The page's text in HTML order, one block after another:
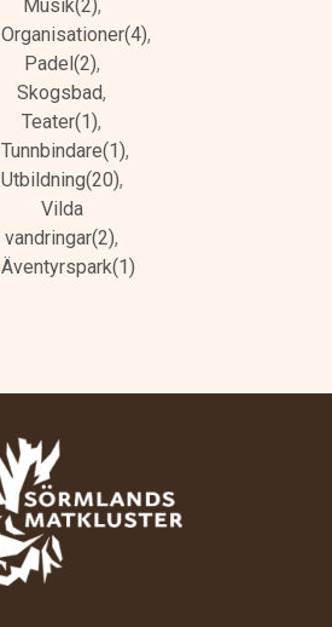
Musik(2),
Organisationer(4),
Padel(2),
Skogsbad,
Teater(1),
Tunnbindare(1),
Utbildning(20),
Vilda
vandringar(2),
Äventyrspark(1)